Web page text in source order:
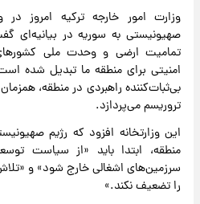
وزارت امور خارجه ترکیه امروز
صهیونیستی به سوریه در بیانیه‌ای
تمامیت ارضی و وحدت ملی
امنیتی برای منطقه ما تبدیل شده
بی‌ثبات‌کننده راهبردی در منطقه،
تروریسم می‌پردازد.
این وزارتخانه افزود که رژیم
منطقه، ابتدا باید «از سیاست
سرزمین‌های اشغالی خارج شود» و
را تضعیف نکند.»